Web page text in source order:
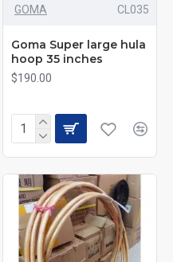
GOMA CL035
Goma Super large hula
hoop 35 inches
$190.00